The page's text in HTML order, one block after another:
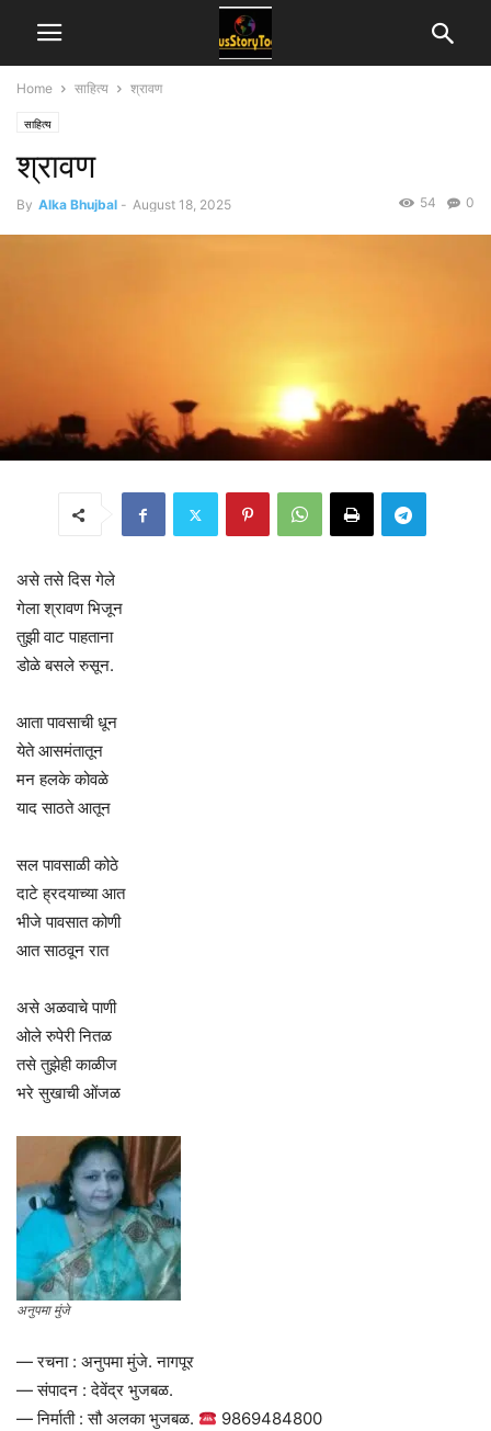
Home साहित्य श्रावण
साहित्य
श्रावण
By Alka Bhujbal - August 18, 2025 0
54
असे तसे दिस गेले
गेला श्रावण भिजून
तुझी वाट पाहताना
डोळे बसले रुसून.
आता पावसाची धून
येते आसमंतातून
मन हलके कोवळे
याद साठते आतून
सल पावसाळी कोठे
दाटे ह्रदयाच्या आत
भीजे पावसात कोणी
आत साठवून रात
असे अळवाचे पाणी
ओले रुपेरी नितळ
तसे तुझेही काळीज
भरे सुखाची ओंजळ
अनुपमा मुंजे
— रचना : अनुपमा मुंजे. नागपूर
— संपादन : देवेंद्र भुजबळ.
— निर्माती : सौ अलका भुजबळ.
9869484800